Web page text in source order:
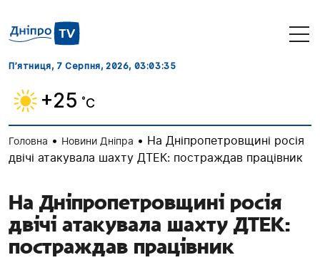
П’ятниця, 7 Серпня, 2026, 03:03:36
+25 ˚C
Головна • Новини Дніпра • На Дніпропетровщині росія
двічі атакувала шахту ДТЕК: постраждав працівник
На Дніпропетровщині росія
двічі атакувала шахту ДТЕК:
постраждав працівник